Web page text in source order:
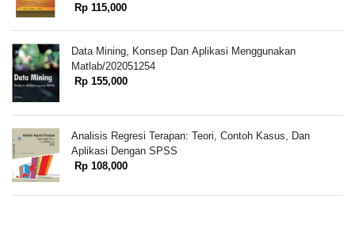
Rp 115,000
Data Mining, Konsep Dan Aplikasi Menggunakan
Matlab/202051254
Rp 155,000
Analisis Regresi Terapan: Teori, Contoh Kasus, Dan
Aplikasi Dengan SPSS
Rp 108,000